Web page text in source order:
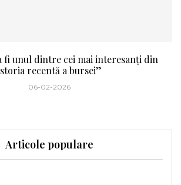
fi unul dintre cei mai interesanți din
recentă a bursei”
06-02-2026
Articole populare